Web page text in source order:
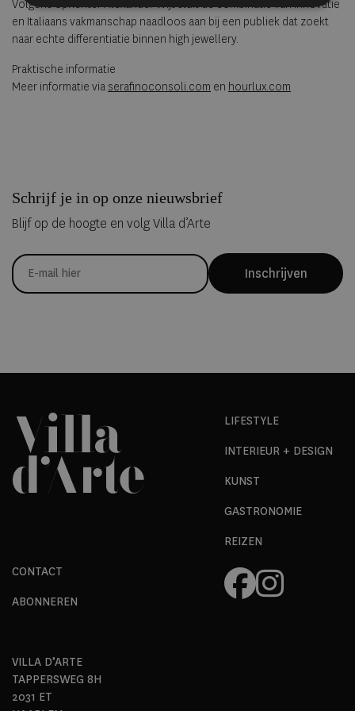
Volgens oprichter Alexander Wijt sluit de combinatie van innovatie
en Italiaans vakmanschap naadloos aan bij een publiek dat zoekt
naar echte differentiatie binnen high jewellery.
Praktische informatie
Meer informatie via serafinoconsoli.com en hourlux.com
Schrijf je in op onze nieuwsbrief
Blijf op de hoogte en volg Villa d’Arte
Inschrijven
LIFESTYLE
INTERIEUR + DESIGN
KUNST
GASTRONOMIE
REIZEN
CONTACT
ABONNEREN
VILLA D’ARTE
TAPPERSWEG 8H
2031 ET